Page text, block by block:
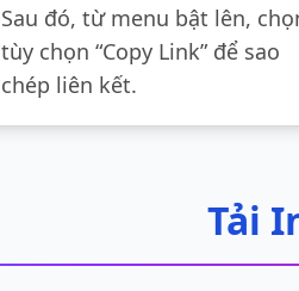
Sau đó, từ menu bật lên,
tùy chọn “Copy Link” để sao
chép liên kết.
Tải